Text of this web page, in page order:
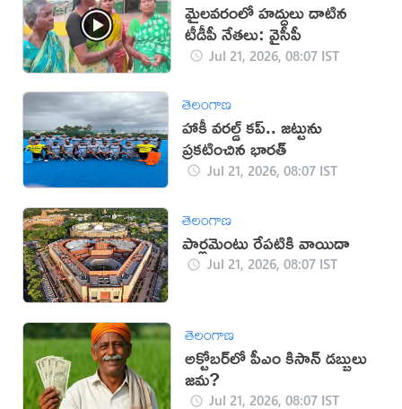
మైలవరంలో హద్దులు దాటిన
టీడీపీ నేతలు: వైసీపీ
Jul 21, 2026, 08:07 IST
తెలంగాణ
హాకీ వరల్డ్ కప్.. జట్టును
ప్రకటించిన భారత్
Jul 21, 2026, 08:07 IST
తెలంగాణ
పార్లమెంటు రేపటికి వాయిదా
Jul 21, 2026, 08:07 IST
తెలంగాణ
అక్టోబర్‌లో పీఎం కిసాన్ డబ్బులు
జమ?
Jul 21, 2026, 08:07 IST